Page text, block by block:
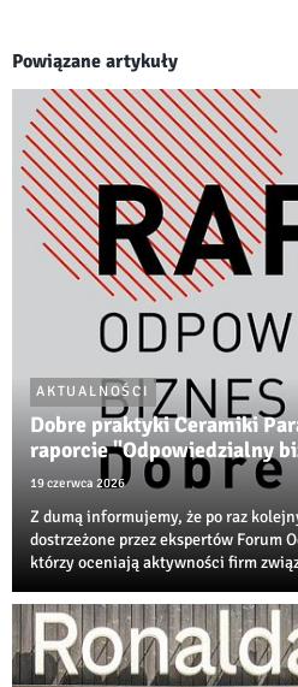
Powiązane artykuły
AKTUALNOŚCI
Dobre praktyki Ceramiki
raporcie "Odpowiedzialny
19 czerwca 2026
Z dumą informujemy, że po raz
dostrzeżone przez ekspertów Forum
którzy oceniają aktywności firm
odpowiedzialnością biznesu.